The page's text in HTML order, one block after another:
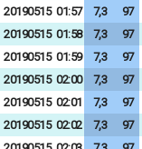
20190515 01:57 7,3 97
20190515 01:58 7,3 97
20190515 01:59 7,3 97
20190515 02:00 7,3 97
20190515 02:01 7,3 97
20190515 02:02 7,3 97